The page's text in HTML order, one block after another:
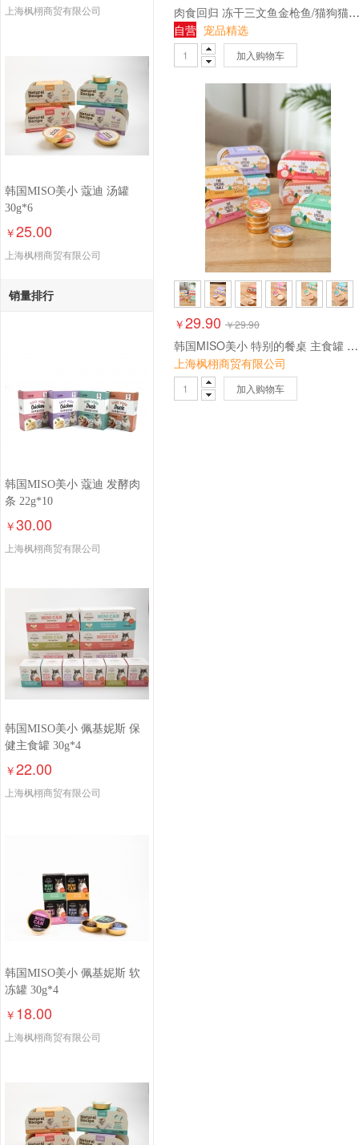
上海枫栩商贸有限公司
韩国MISO美小 蔻迪 汤罐
30g*6
￥25.00
上海枫栩商贸有限公司
销量排行
韩国MISO美小 蔻迪 发酵肉
条 22g*10
￥30.00
上海枫栩商贸有限公司
韩国MISO美小 佩基妮斯 保
健主食罐 30g*4
￥22.00
上海枫栩商贸有限公司
韩国MISO美小 佩基妮斯 软
冻罐 30g*4
￥ 18.00
上海枫栩商贸有限公司
肉食回归 冻干三文鱼金枪鱼/猫狗猫猫狗狗通用零售90g
自营 宠品精选
加入购物车
￥29.90 ￥29.90
韩国MISO美小 特别的餐桌 主食罐 30g*6
上海枫栩商贸有限公司
加入购物车